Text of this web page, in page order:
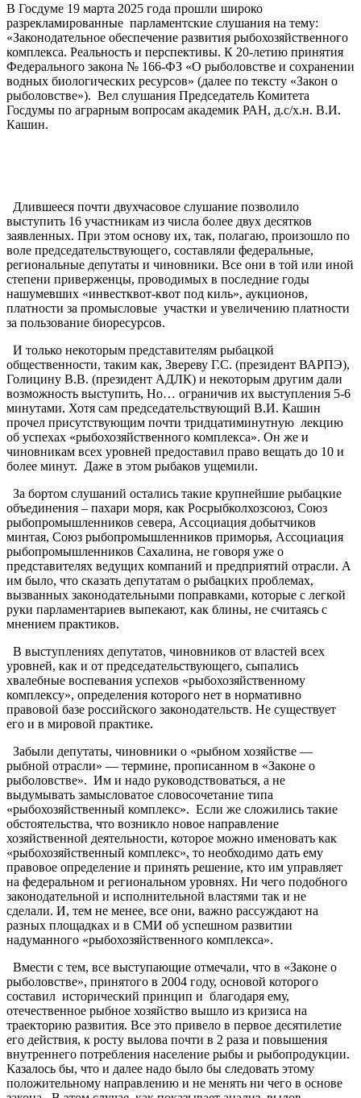
В Госдуме 19 марта 2025 года прошли широко
разрекламированные парламентские слушания на тему:
«Законодательное обеспечение развития рыбохозяйственного
комплекса. Реальность и перспективы. К 20-летию принятия
Федерального закона № 166-ФЗ «О рыболовстве и сохранении
водных биологических ресурсов» (далее по тексту «Закон о
рыболовстве»). Вел слушания Председатель Комитета
Госдумы по аграрным вопросам академик РАН, д.с/х.н. В.И.
Кашин.
Длившееся почти двухчасовое слушание позволило
выступить 16 участникам из числа более двух десятков
заявленных. При этом основу их, так, полагаю, произошло по
воле председательствующего, составляли федеральные,
региональные депутаты и чиновники. Все они в той или иной
степени приверженцы, проводимых в последние годы
нашумевших «инвестквот-квот под киль», аукционов,
платности за промысловые участки и увеличению платности
за пользование биоресурсов.
И только некоторым представителям рыбацкой
общественности, таким как, Звереву Г.С. (президент ВАРПЭ),
Голицину В.В. (президент АДЛК) и некоторым другим дали
возможность выступить, Но… ограничив их выступления 5-6
минутами. Хотя сам председательствующий В.И. Кашин
прочел присутствующим почти тридцатиминутную лекцию
об успехах «рыбохозяйственного комплекса». Он же и
чиновникам всех уровней предоставил право вещать до 10 и
более минут. Даже в этом рыбаков ущемили.
За бортом слушаний остались такие крупнейшие рыбацкие
объединения – пахари моря, как Росрыбколхозсоюз, Союз
рыбопромышленников севера, Ассоциация добытчиков
минтая, Союз рыбопромышленников приморья, Ассоциация
рыбопромышленников Сахалина, не говоря уже о
представителях ведущих компаний и предприятий отрасли. А
им было, что сказать депутатам о рыбацких проблемах,
вызванных законодательными поправками, которые с легкой
руки парламентариев выпекают, как блины, не считаясь с
мнением практиков.
В выступлениях депутатов, чиновников от властей всех
уровней, как и от председательствующего, сыпались
хвалебные воспевания успехов «рыбохозяйственному
комплексу», определения которого нет в нормативно
правовой базе российского законодательств. Не существует
его и в мировой практике.
Забыли депутаты, чиновники о «рыбном хозяйстве —
рыбной отрасли» — термине, прописанном в «Законе о
рыболовстве». Им и надо руководствоваться, а не
выдумывать замысловатое словосочетание типа
«рыбохозяйственный комплекс». Если же сложились такие
обстоятельства, что возникло новое направление
хозяйственной деятельности, которое можно именовать как
«рыбохозяйственный комплекс», то необходимо дать ему
правовое определение и принять решение, кто им управляет
на федеральном и региональном уровнях. Ни чего подобного
законодательной и исполнительной властями так и не
сделали. И, тем не менее, все они, важно рассуждают на
разных площадках и в СМИ об успешном развитии
надуманного «рыбохозяйственного комплекса».
Вмести с тем, все выступающие отмечали, что в «Законе о
рыболовстве», принятого в 2004 году, основой которого
составил исторический принцип и благодаря ему,
отечественное рыбное хозяйство вышло из кризиса на
траекторию развития. Все это привело в первое десятилетие
его действия, к росту вылова почти в 2 раза и повышения
внутреннего потребления население рыбы и рыбопродукции.
Казалось бы, что и далее надо было бы следовать этому
положительному направлению и не менять ни чего в основе